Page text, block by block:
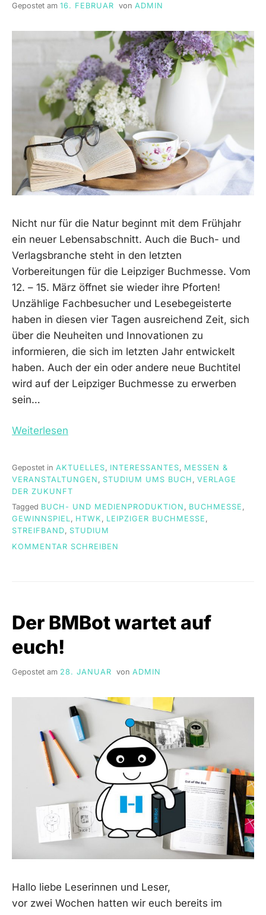
Gepostet am 16. FEBRUAR von ADMIN
Nicht nur für die Natur beginnt mit dem Frühjahr
ein neuer Lebensabschnitt. Auch die Buch- und
Verlagsbranche steht in den letzten
Vorbereitungen für die Leipziger Buchmesse. Vom
12. – 15. März öffnet sie wieder ihre Pforten!
Unzählige Fachbesucher und Lesebegeisterte
haben in diesen vier Tagen ausreichend Zeit, sich
über die Neuheiten und Innovationen zu
informieren, die sich im letzten Jahr entwickelt
haben. Auch der ein oder andere neue Buchtitel
wird auf der Leipziger Buchmesse zu erwerben
sein…
Weiterlesen
Gepostet in AKTUELLES, INTERESSANTES, MESSEN &
VERANSTALTUNGEN , STUDIUM UMS BUCH , VERLAGE
DER ZUKUNFT
Tagged BUCH- UND MEDIENPRODUKTION , BUCHMESSE ,
GEWINNSPIEL, HTWK , LEIPZIGER BUCHMESSE ,
STREIFBAND, STUDIUM
KOMMENTAR SCHREIBEN
ÖFFNET
IHRE
Der BMBot wartet auf
euch!
Gepostet am 28. JANUAR von ADMIN
Hallo liebe Leserinnen und Leser,
vor zwei Wochen hatten wir euch bereits im